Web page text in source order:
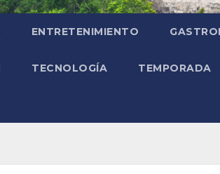
ENTRETENIMIENTO
TECNOLOGÍA TEMPORADA